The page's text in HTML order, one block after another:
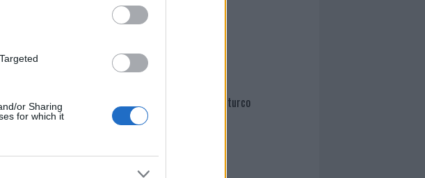
or Sharing
for which it
Martina Agostina Diturco
I nostri cari